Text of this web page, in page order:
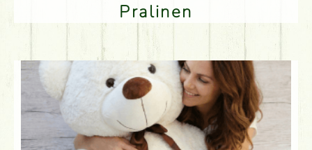
Pralinen